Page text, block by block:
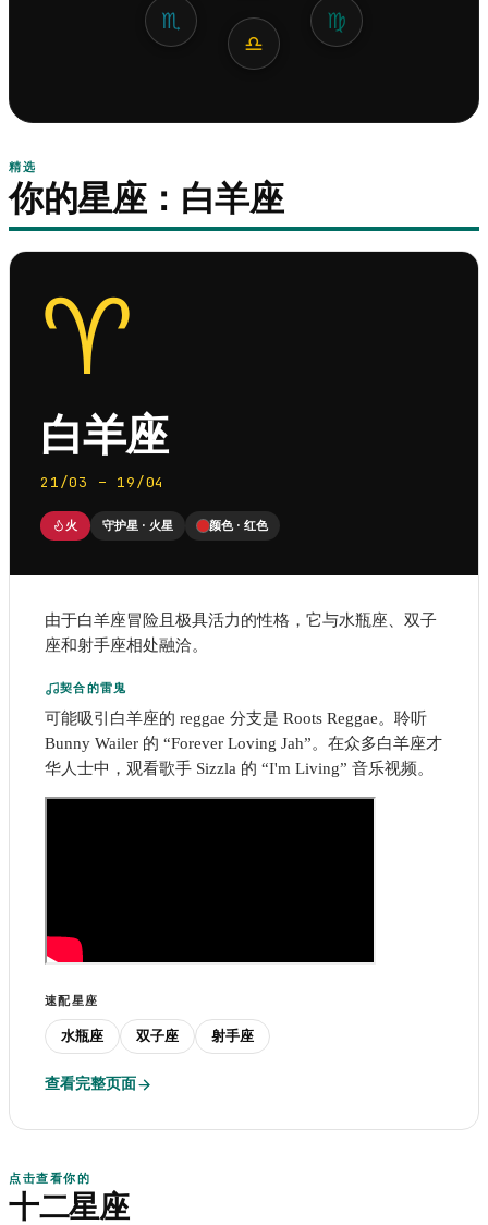
♍
♎
♏
精选
你的星座：白羊座
♈
白羊座
21/03 – 19/04
火 守护星 · 火星 颜色 ·红色
由于白羊座冒险且极具活力的性格，它与水瓶座、双子
座和射手座相处融洽。
契合的雷鬼
可能吸引白羊座的 reggae 分支是 Roots Reggae。聆听
Bunny Wailer 的 “Forever Loving Jah”。在众多白羊座才
华人士中，观看歌手 Sizzla 的 “I'm Living” 音乐视频。
速配星座
水瓶座 双子座 射手座
查看完整页面
点击查看你的
十二星座